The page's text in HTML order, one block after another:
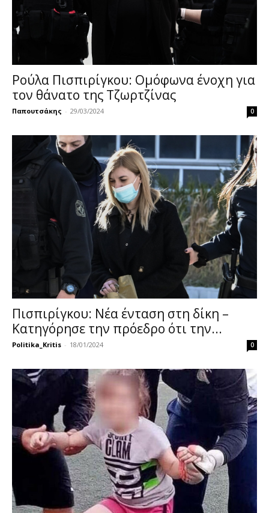
Ρούλα Πισπιρίγκου: Ομόφωνα ένοχη για
τον θάνατο της Τζωρτζίνας
Παπουτσάκης - 29/03/2024 0
Πισπιρίγκου: Νέα ένταση στη δίκη –
Κατηγόρησε την πρόεδρο ότι την...
Politika_Kritis - 18/01/2024 0